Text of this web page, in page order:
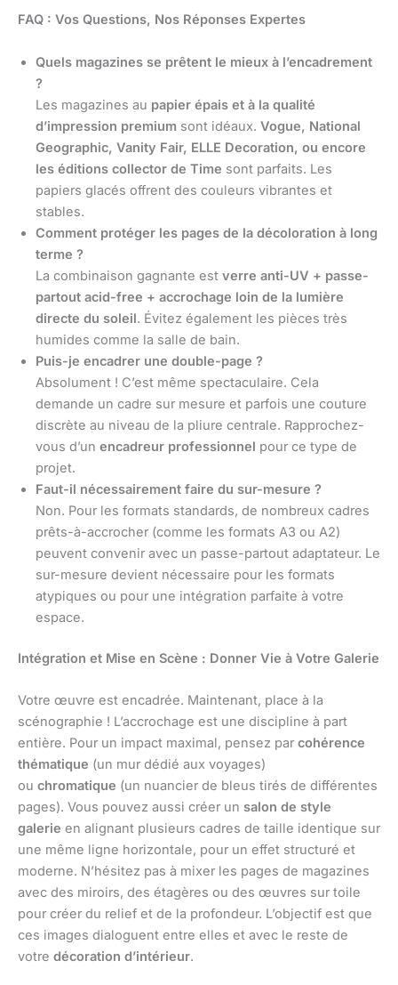
FAQ : Vos Questions, Nos Réponses Expertes
Quels magazines se prêtent le mieux à l’encadrement
?
Les magazines au papier épais et à la qualité
d’impression premium sont idéaux. Vogue, National
Geographic, Vanity Fair, ELLE Decoration, ou encore
les éditions collector de Time sont parfaits. Les
papiers glacés offrent des couleurs vibrantes et
stables.
Comment protéger les pages de la décoloration à long
terme ?
La combinaison gagnante est verre anti-UV + passe-
partout acid-free + accrochage loin de la lumière
directe du soleil. Évitez également les pièces très
humides comme la salle de bain.
Puis-je encadrer une double-page ?
Absolument ! C’est même spectaculaire. Cela
demande un cadre sur mesure et parfois une couture
discrète au niveau de la pliure centrale. Rapprochez-
vous d’un encadreur professionnel pour ce type de
projet.
Faut-il nécessairement faire du sur-mesure ?
Non. Pour les formats standards, de nombreux cadres
prêts-à-accrocher (comme les formats A3 ou A2)
peuvent convenir avec un passe-partout adaptateur. Le
sur-mesure devient nécessaire pour les formats
atypiques ou pour une intégration parfaite à votre
espace.
Intégration et Mise en Scène : Donner Vie à Votre Galerie
Votre œuvre est encadrée. Maintenant, place à la
scénographie ! L’accrochage est une discipline à part
entière. Pour un impact maximal, pensez par cohérence
thématique (un mur dédié aux voyages)
ou chromatique (un nuancier de bleus tirés de différentes
pages). Vous pouvez aussi créer un salon de style
galerie en alignant plusieurs cadres de taille identique sur
une même ligne horizontale, pour un effet structuré et
moderne. N’hésitez pas à mixer les pages de magazines
avec des miroirs, des étagères ou des œuvres sur toile
pour créer du relief et de la profondeur. L’objectif est que
ces images dialoguent entre elles et avec le reste de
votre décoration d’intérieur.